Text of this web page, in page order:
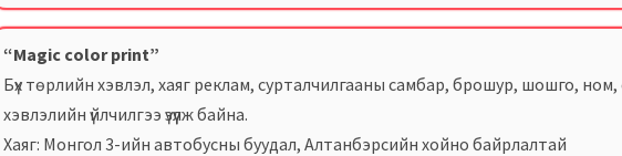
“Magic color print”
Бүх төрлийн хэвлэл, хаяг реклам, сурталчилгааны самбар, брошур, шошго, ном,
хэвлэлийн үйлчилгээ үзүүлж байна.
Хаяг: Монгол 3-ийн автобусны буудал, Алтанбэрсийн хойно байрлалтай